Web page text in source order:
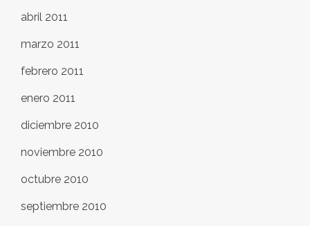
abril 2011
marzo 2011
febrero 2011
enero 2011
diciembre 2010
noviembre 2010
octubre 2010
septiembre 2010